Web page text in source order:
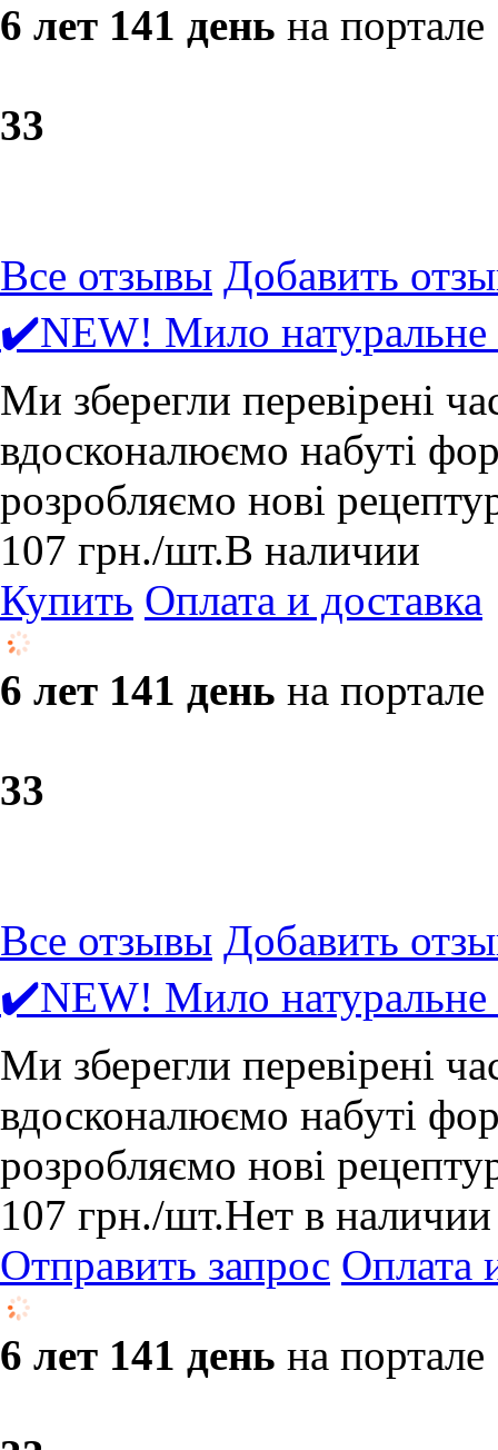
6 лет 141 день на портале
33
Все отзывы Добавить
✔️NEW! Мило натуральне
Ми зберегли перевірені
вдосконалюємо набуті
розробляємо нові
107 грн./шт.В наличии
Купить Оплата и доставка
6 лет 141 день на портале
33
Все отзывы Добавить
✔️NEW! Мило
Ми зберегли перевірені
вдосконалюємо набуті
розробляємо нові
107 грн./шт.Нет в наличии
Отправить запрос Оплата
6 лет 141 день на портале